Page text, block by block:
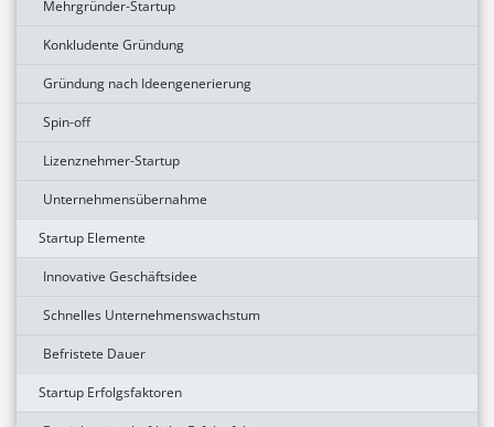
Mehrgründer-Startup
Konkludente Gründung
Gründung nach Ideengenerierung
Spin-off
Lizenznehmer-Startup
Unternehmensübernahme
Startup Elemente
Innovative Geschäftsidee
Schnelles Unternehmenswachstum
Befristete Dauer
Startup Erfolgsfaktoren